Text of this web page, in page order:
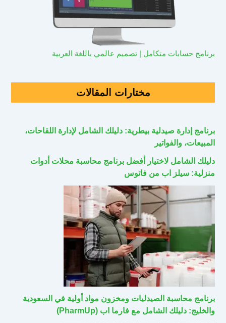
برنامج حسابات متكامل | تصميم عالمي باللغة العربية
مختارات المقالات
برنامج إدارة صيدلية بيطرية: دليلك الشامل لإدارة اللقاحات،
المبيعات، والفواتير
دليلك الشامل لاختيار أفضل برنامج محاسبة محلات أدوات
منزلية: سيلز اب من فاتوس
برنامج محاسبة الصيدليات ومخزون مواد أولية في السعودية
والخليج: دليلك الشامل مع فارما اب (PharmUp)